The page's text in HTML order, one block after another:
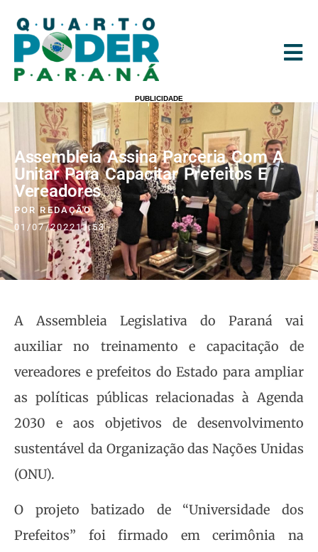
PUBLICIDADE
Assembleia Assina Parceria Com A
Unitar Para Capacitar Prefeitos E
Vereadores
POR REDAÇÃO
01/07/202211:53
A Assembleia Legislativa do Paraná vai
auxiliar no treinamento e capacitação de
vereadores e prefeitos do Estado para ampliar
as políticas públicas relacionadas à Agenda
2030 e aos objetivos de desenvolvimento
sustentável da Organização das Nações Unidas
(ONU).
O projeto batizado de “Universidade dos
Prefeitos” foi firmado em cerimônia na